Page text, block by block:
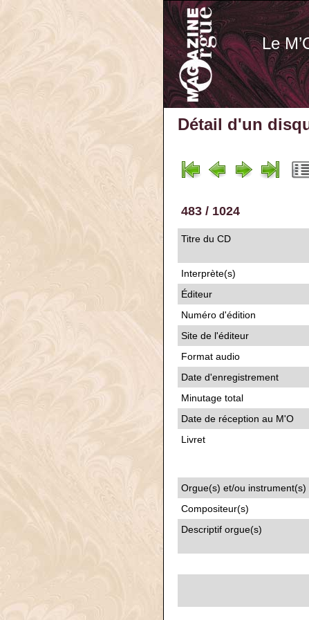
Le
Détail d'un
483 / 1024
Titre du CD
Interprète(s)
Éditeur
Numéro d'édition
Site de l'éditeur
Format audio
Date d'enregistrement
Minutage total
Date de réception au M'O
Livret
Orgue(s) et/ou instrument(s)
Compositeur(s)
Descriptif orgue(s)